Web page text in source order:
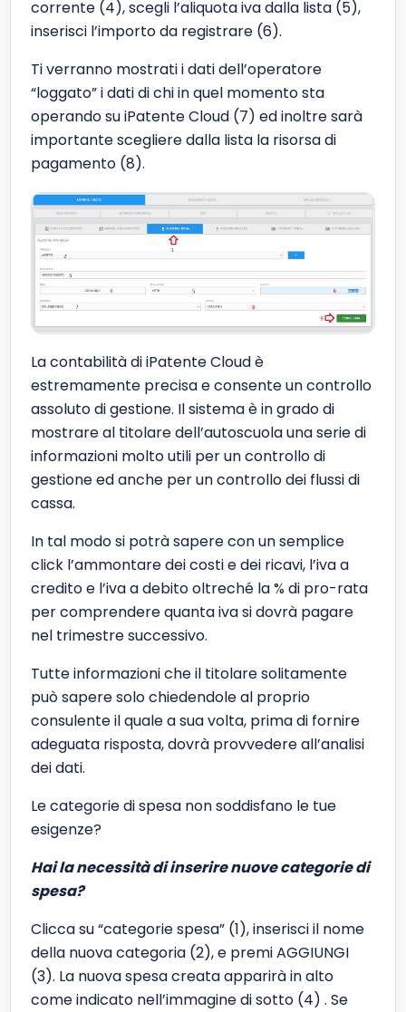
corrente (4), scegli l’aliquota iva dalla lista (5),
inserisci l’importo da registrare (6).
Ti verranno mostrati i dati dell’operatore
“loggato” i dati di chi in quel momento sta
operando su iPatente Cloud (7) ed inoltre sarà
importante scegliere dalla lista la risorsa di
pagamento (8).
La contabilità di iPatente Cloud è
estremamente precisa e consente un controllo
assoluto di gestione. Il sistema è in grado di
mostrare al titolare dell’autoscuola una serie di
informazioni molto utili per un controllo di
gestione ed anche per un controllo dei flussi di
cassa.
In tal modo si potrà sapere con un semplice
click l’ammontare dei costi e dei ricavi, l’iva a
credito e l’iva a debito oltreché la % di pro-rata
per comprendere quanta iva si dovrà pagare
nel trimestre successivo.
Tutte informazioni che il titolare solitamente
può sapere solo chiedendole al proprio
consulente il quale a sua volta, prima di fornire
adeguata risposta, dovrà provvedere all’analisi
dei dati.
Le categorie di spesa non soddisfano le tue
esigenze?
Hai la necessità di inserire nuove categorie di
spesa?
Clicca su “categorie spesa” (1), inserisci il nome
della nuova categoria (2), e premi AGGIUNGI
(3). La nuova spesa creata apparirà in alto
come indicato nell’immagine di sotto (4) . Se